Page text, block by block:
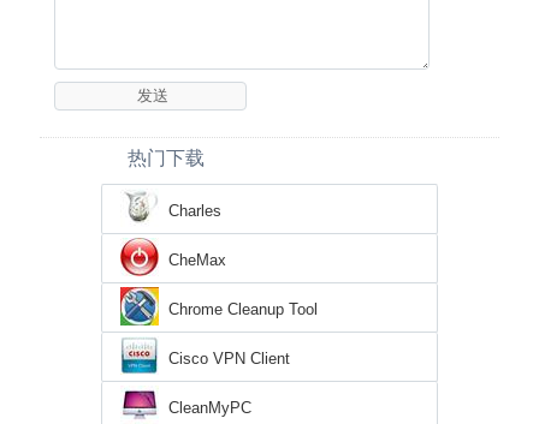
热门下载
Charles
CheMax
Chrome Cleanup Tool
Cisco VPN Client
CleanMyPC